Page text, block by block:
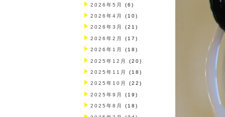
2026年5月 (6)
2026年4月 (10)
2026年3月 (21)
2026年2月 (17)
2026年1月 (18)
2025年12月 (20)
2025年11月 (18)
2025年10月 (22)
2025年9月 (19)
2025年8月 (18)